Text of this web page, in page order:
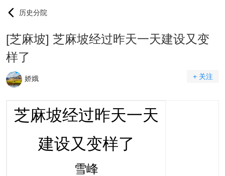
历史分院
[芝麻坡] 芝麻坡经过昨天一天建设又变
样了
娇娥 + 关注
芝麻坡经过昨天一天
建设又变样了
雪峰